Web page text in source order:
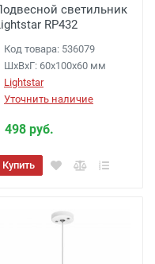
светильник
RP432
Код товара: 536079
ШхВхГ: 60x100x60 мм
Lightstar
Уточнить наличие
498 руб.
Купить